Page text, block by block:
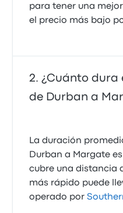
para tener una
el precio más bajo
¿Cuánto dura
de Durban a
La duración
Durban a Margate
cubre una distancia
más rápido puede
operado por